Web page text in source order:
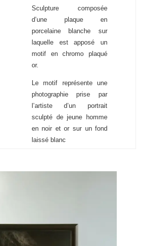
Sculpture composée
d’une plaque en
porcelaine blanche sur
laquelle est apposé un
motif en chromo plaqué
or.
Le motif représente une
photographie prise par
l’artiste d’un portrait
sculpté de jeune homme
en noir et or sur un fond
laissé blanc